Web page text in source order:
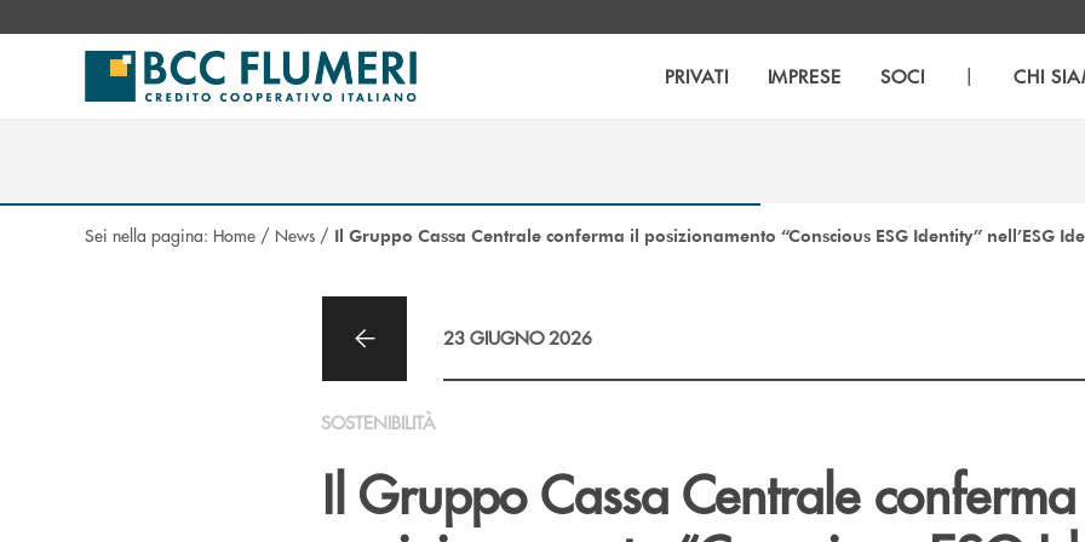
PRIVATI IMPRESE SOCI | CHI
Sei nella pagina: Home / News / Il Gruppo Cassa Centrale conferma il posizionamento “Conscious ESG Identity” nell’ESG
23 GIUGNO 2026
SOSTENIBILITÀ
Il Gruppo Cassa Centrale